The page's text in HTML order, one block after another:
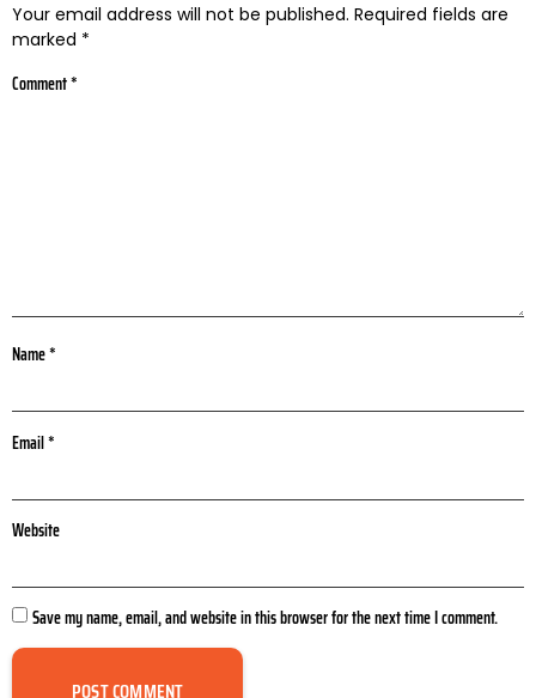
Your email address will not be published. Required fields are
marked *
Comment*
Name*
Email*
Website
Save my name, email, and website in this browser for the next time I comment.